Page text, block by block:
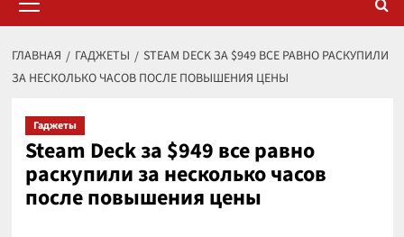
меню
ГЛАВНАЯ ГАДЖЕТЫ
STEAM DECK ЗА $949 ВСЕ РАВНО РАСКУПИЛИ
ЗА НЕСКОЛЬКО ЧАСОВ ПОСЛЕ ПОВЫШЕНИЯ ЦЕНЫ
Гаджеты
Steam Deck за $949 все равно
раскупили за несколько часов
после повышения цены